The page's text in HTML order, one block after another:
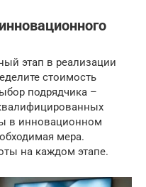
этап в реализации
стоимость
подрядчика –
в инновационном
мера.
на каждом этапе.